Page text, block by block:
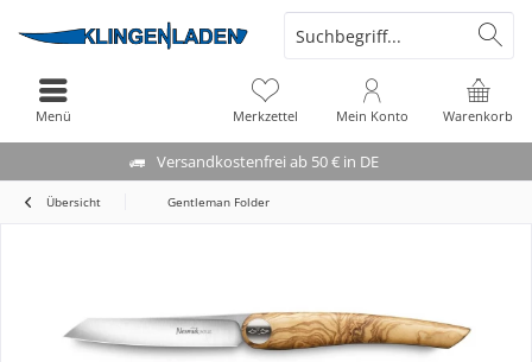
Versandkostenfrei ab 50 € in DE
Warenkorb
Merkzettel Mein Konto
Menü
Übersicht Gentleman Folder